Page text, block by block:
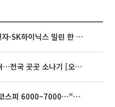
[베스트&워스트] 삼성전자·SK하이닉스 밀린 한 주…상상인증권은 85% 급등
35도 안팎 무더위 이어져…전국 곳곳 소나기 [오늘 날씨]
[주간증시전망] 다음주 코스피 6000~7000⋯“外人 수급은 정책이 변수”